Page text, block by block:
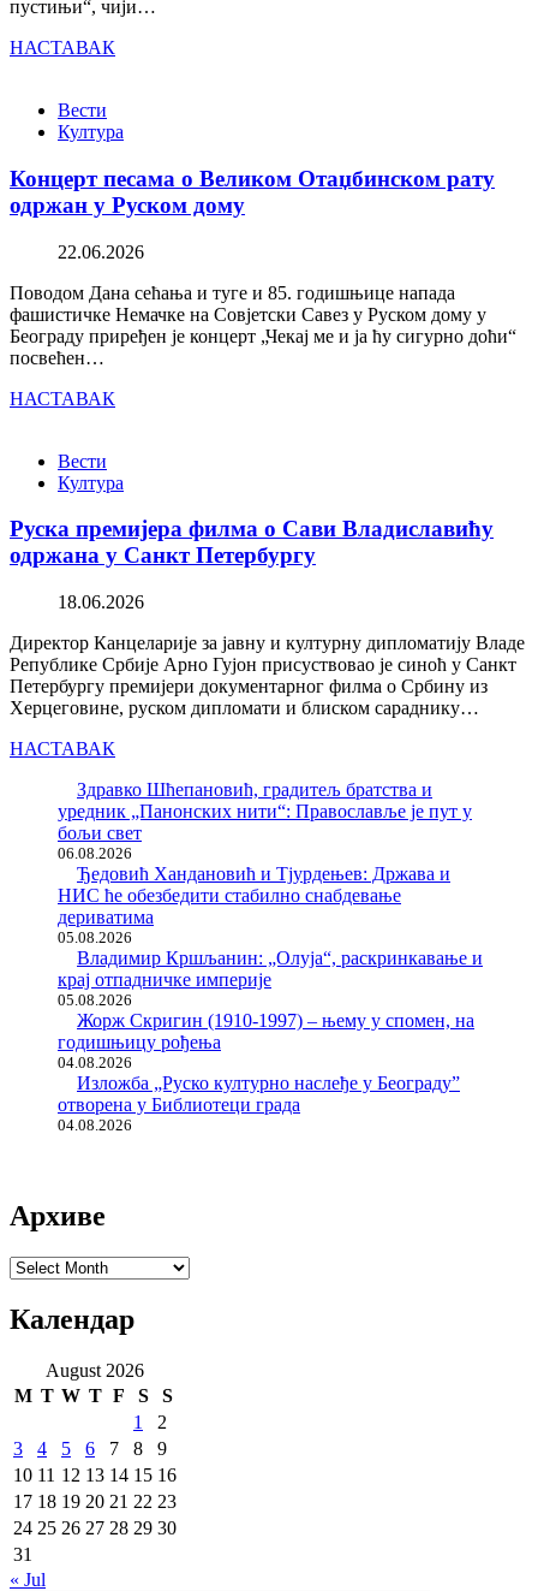
пустињи“, чији…
НАСТАВАК
Вести
Култура
Концерт песама о Великом Отаџбинском рату
одржан у Руском дому
22.06.2026
Поводом Дана сећања и туге и 85. годишњице напада
фашистичке Немачке на Совјетски Савез у Руском дому у
Београду приређен је концерт „Чекај ме и ја ћу сигурно доћи“
посвећен…
НАСТАВАК
Вести
Култура
Руска премијера филма о Сави Владиславићу
одржана у Санкт Петербургу
18.06.2026
Директор Канцеларије за јавну и културну дипломатију Владе
Републике Србије Арно Гујон присуствовао је синоћ у Санкт
Петербургу премијери документарног филма о Србину из
Херцеговине, руском дипломати и блиском сараднику…
НАСТАВАК
Здравко Шћепановић, градитељ братства и
уредник „Панонских нити“: Православље је пут у
бољи свет
06.08.2026
Ђедовић Хандановић и Тјурдењев: Држава и
НИС ће обезбедити стабилно снабдевање
дериватима
05.08.2026
Владимир Кршљанин: „Олуја“, раскринкавање и
крај отпадничке империје
05.08.2026
Жорж Скригин (1910-1997) – њему у спомен, на
годишњицу рођења
04.08.2026
Изложба „Руско културно наслеђе у Београду”
отворена у Библиотеци града
04.08.2026
Архиве
Архиве
Календар
August 2026
M T W T F S
S
1
2
3
4 5 6 7 8
9
10 11 12 13 14 15 16
17 18 19 20 21 22 23
24 25 26 27 28 29 30
31
« Jul